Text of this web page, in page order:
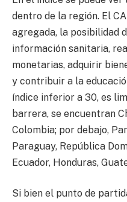
dentro de la región. El
agregada, la posibilidad
información sanitaria,
monetarias, adquirir
y contribuir a la
índice inferior a 30, es
barrera, se encuentran
Colombia; por debajo,
Paraguay, República
Ecuador, Honduras,
Si bien el punto de